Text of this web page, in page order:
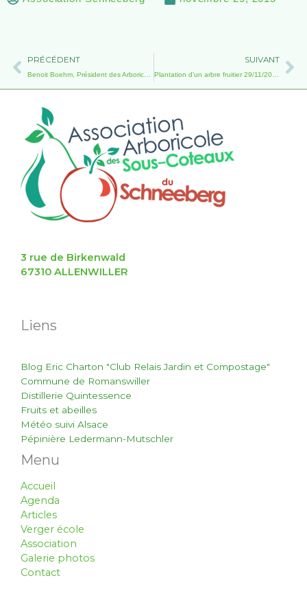
Précédent
PRÉCÉDENT SUIVANT
Plantation d’un arbre fruitier 29/11/2015
3 rue de Birkenwald
67310 ALLENWILLER
Liens
Blog Eric Charton "Club Relais Jardin et Compostage"
Commune de Romanswiller
Distillerie Quintessence
Fruits et abeilles
Météo suivi Alsace
Pépinière Ledermann-Mutschler
Menu
Accueil
Agenda
Articles
Verger école
Association
Galerie photos
Contact